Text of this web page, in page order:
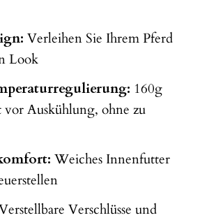
Verleihen Sie Ihrem Pferd
Look
160g
vor Auskühlung, ohne zu
Weiches Innenfutter
Verschlüsse und